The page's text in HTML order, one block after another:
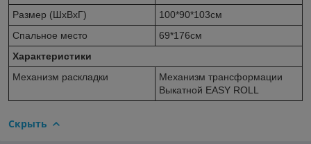
Размер (ШхВхГ)
100*90*103см
Спальное место
69*176см
Характеристики
Механизм раскладки
Механизм трансформации
Выкатной EASY ROLL
Скрыть